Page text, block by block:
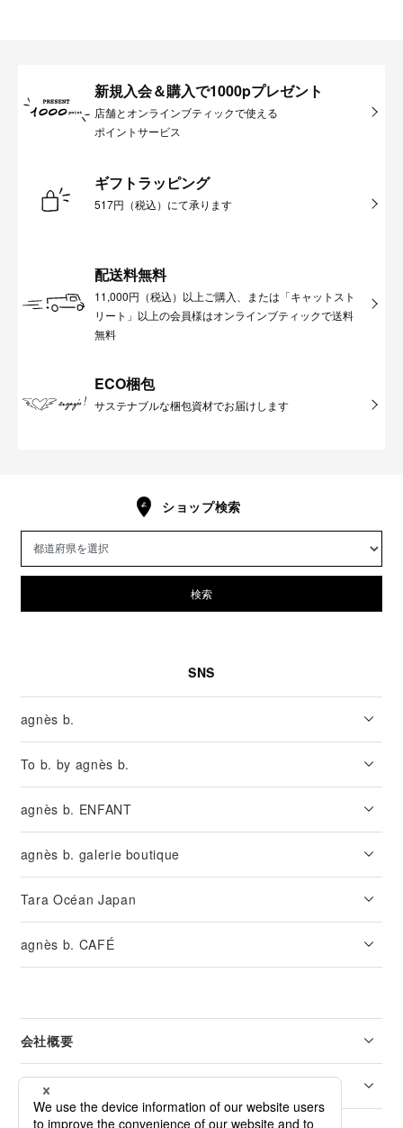
新規入会＆購入で1000pプレゼント
店舗とオンラインブティックで使える
ポイントサービス
ギフトラッピング
517円（税込）にて承ります
配送料無料
11,000円（税込）以上ご購入、または「キャットスト
リート」以上の会員様はオンラインブティックで送料
無料
ECO梱包
サステナブルな梱包資材でお届けします
ショップ検索
検索
SNS
agnès b.
To b. by agnès b.
agnès b. ENFANT
agnès b. galerie boutique
Tara Océan Japan
agnès b. CAFÉ
会社概要
リーガル